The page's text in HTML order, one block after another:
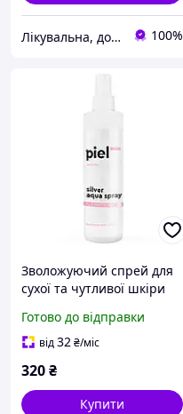
Лікувальна, доглядова та професійна косметика 100%
Зволожуючий спрей для
сухої та чутливої шкіри
Готово до відправки
від32₴/міс
320₴
Купити